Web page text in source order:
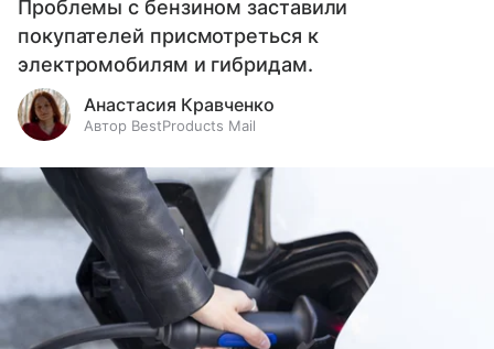
Проблемы с бензином заставили
покупателей присмотреться к
электромобилям и гибридам.
Анастасия Кравченко
Автор BestProducts Mail